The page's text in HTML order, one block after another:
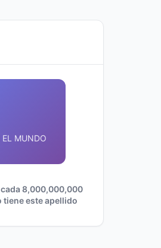
EL MUNDO
8,000,000,000
tiene este apellido